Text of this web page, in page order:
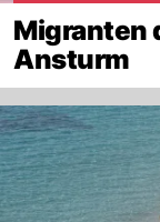
Migranten
Ansturm